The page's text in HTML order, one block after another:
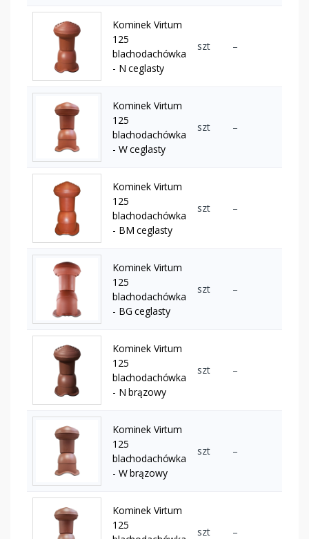
Kominek Virtum
125
blachodachówka
- N ceglasty
szt –
Kominek Virtum
125
blachodachówka
- W ceglasty
szt –
Kominek Virtum
125
blachodachówka
- BM ceglasty
szt –
Kominek Virtum
125
blachodachówka
- BG ceglasty
szt –
Kominek Virtum
125
blachodachówka
- N brązowy
szt –
Kominek Virtum
125
blachodachówka
- W brązowy
szt –
Kominek Virtum
125
szt –